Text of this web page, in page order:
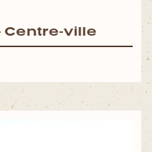
Centre-ville